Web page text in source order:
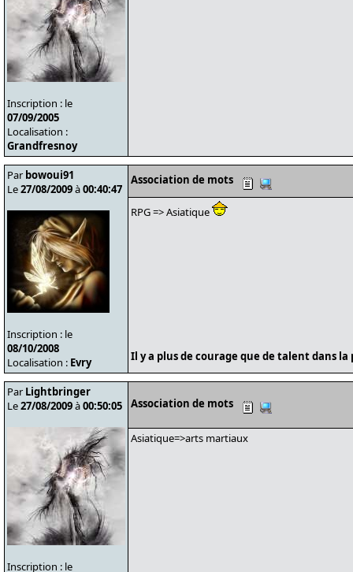
Inscription : le
07/09/2005
Localisation :
Grandfresnoy
Par bowoui91
Le27/08/2009à00:40:47
Inscription : le
08/10/2008
Localisation : Evry
Association de mots
RPG => Asiatique
Il y a plus de courage que de talent dans
Par Lightbringer
Le27/08/2009à00:50:05
Inscription : le
Association de mots
Asiatique=>arts martiaux